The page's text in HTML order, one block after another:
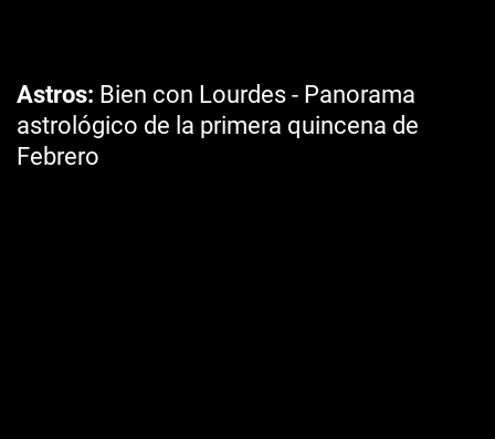
Astros Bien con Lourdes - Panorama
astrológico de la primera quincena de
Febrero